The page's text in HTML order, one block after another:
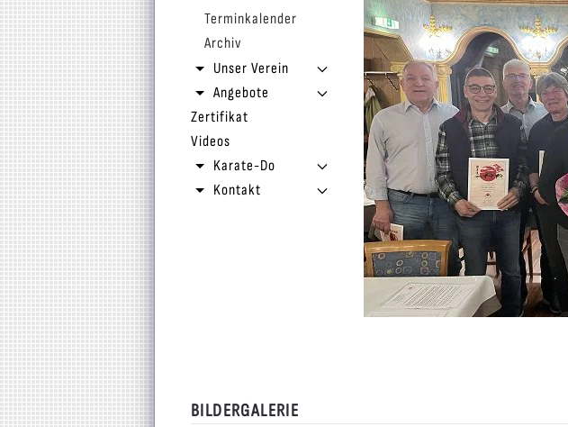
Terminkalender
Archiv
Unser Verein
Angebote
Zertifikat
Videos
Karate-Do
Kontakt
BILDERGALERIE